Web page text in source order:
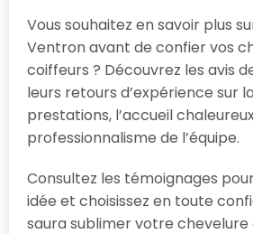
Vous souhaitez en savoir plus
Ventron avant de confier vos
coiffeurs ? Découvrez les avis
leurs retours d’expérience sur
prestations, l’accueil
professionnalisme de l’équipe.
Consultez les témoignages
idée et choisissez en toute
saura sublimer votre chevelure